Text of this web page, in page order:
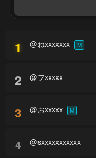
1 @ねxxxxxxx M
2 @フxxxxx
3 @おxxxxx M
4 @sxxxxxxxxxxx